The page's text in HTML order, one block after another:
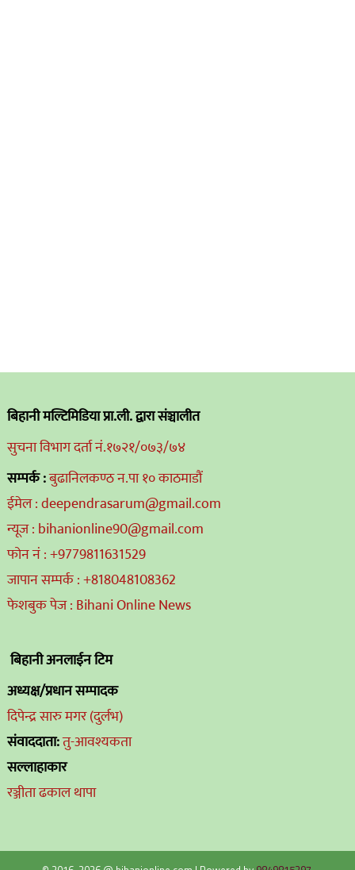
बिहानी मल्टिमिडिया प्रा.ली. द्वारा संञ्चालीत
सुचना विभाग दर्ता नं.१७२१/०७३/७४
सम्पर्क :बुढानिलकण्ठ न.पा १० काठमाडौं
ईमेल : deependrasarum@gmail.com
न्यूज : bihanionline90@gmail.com
फोन नं : +9779811631529
जापान सम्पर्क : +818048108362
फेशबुक पेज : Bihani Online News
बिहानी अनलाईन टिम
अध्यक्ष/प्रधान सम्पादक
दिपेन्द्र सारु मगर (दुर्लभ)
संवाददाता:तु-आवश्यकता
सल्लाहाकार
रञ्जीता ढकाल थापा